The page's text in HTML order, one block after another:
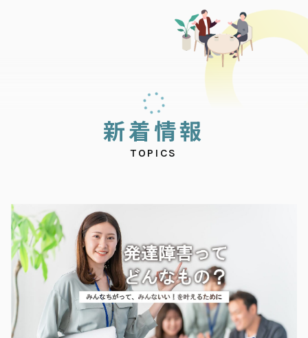
新着情報
TOPICS
新着情報